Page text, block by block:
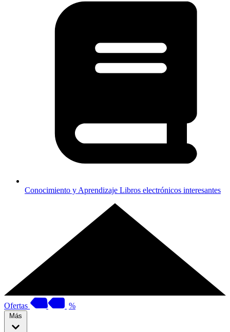
Conocimiento y Aprendizaje Libros electrónicos interesantes
Ofertas %
Más